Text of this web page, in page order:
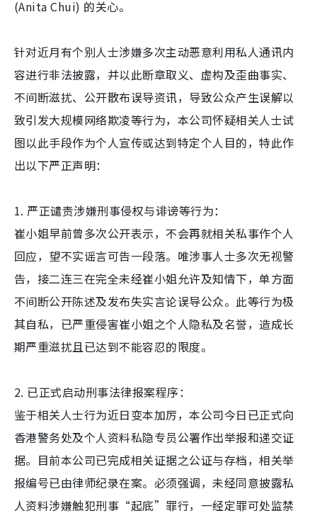
(Anita Chui) 的关心。
针对近月有个别人士涉嫌多次主动恶意利用私人通讯内
容进行非法披露，并以此断章取义、虚构及歪曲事实、
不间断滋扰、公开散布误导资讯，导致公众产生误解以
致引发大规模网络欺凌等行为，本公司怀疑相关人士试
图以此手段作为个人宣传或达到特定个人目的，特此作
出以下严正声明：
1. 严正谴责涉嫌刑事侵权与诽谤等行为：
崔小姐早前曾多次公开表示，不会再就相关私事作个人
回应，望不实谣言可告一段落。唯涉事人士多次无视警
告，接二连三在完全未经崔小姐允许及知情下，单方面
不间断公开陈述及发布失实言论误导公众。此等行为极
其自私，已严重侵害崔小姐之个人隐私及名誉，造成长
期严重滋扰且已达到不能容忍的限度。
2. 已正式启动刑事法律报案程序：
鉴于相关人士行为近日变本加厉，本公司今日已正式向
香港警务处及个人资料私隐专员公署作出举报和递交证
据。目前本公司已完成相关证据之公证与存档，相关举
报编号已由律师纪录在案。必须强调，未经同意披露私
人资料涉嫌触犯刑事“起底”罪行，一经定罪可处监禁